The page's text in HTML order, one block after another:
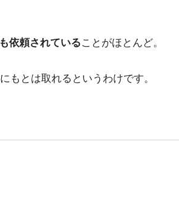
依頼されていることがほとんど。
もとは取れるというわけです。